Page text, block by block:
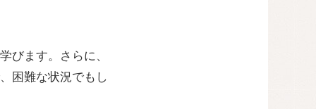
びます。さらに、
困難な状況でもし